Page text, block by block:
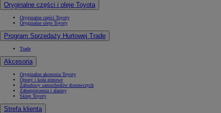
Oryginalne części i oleje Toyota
Oryginalne części Toyoty
Oryginalne oleje Toyoty
Program Sprzedaży Hurtowej Trade
Trade
Akcesoria
Oryginalne akcesoria Toyoty
Opony i koła zimowe
Zabudowy samochodów dostawczych
Zabezpieczenia i alarmy
Sklep Toyoty
Strefa klienta